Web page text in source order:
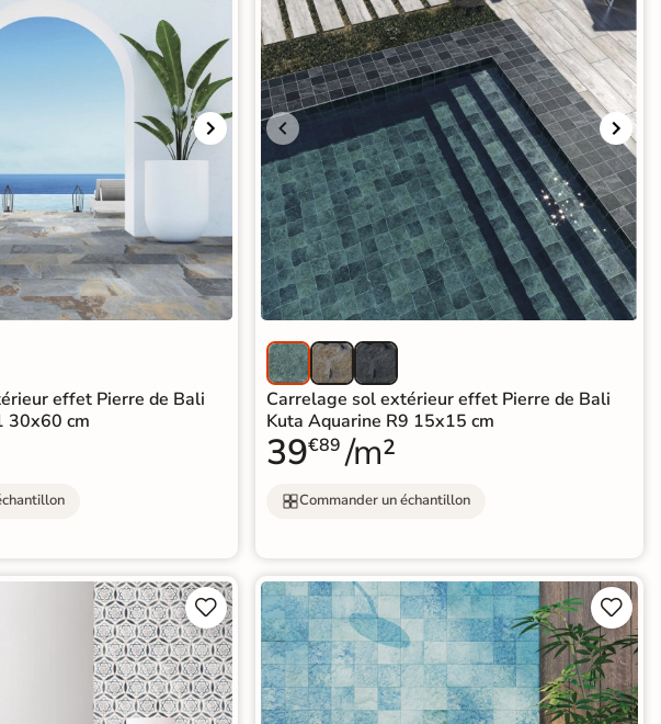
effet Pierre de Bali
30x60 cm
Carrelage sol extérieur effet Pierre de Bali
Kuta Aquarine R9 15x15 cm
39€89 /m²
Commander un échantillon

 
